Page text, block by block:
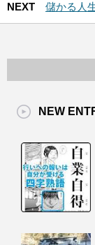
NEXT
儲かる人
NEW